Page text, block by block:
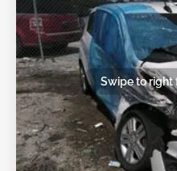
Swipe to right